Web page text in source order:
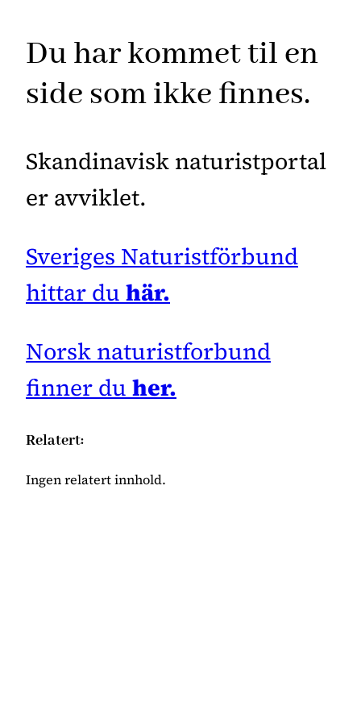
Du har kommet til en
side som ikke finnes.
Skandinavisk naturistportal
er avviklet.
Sveriges Naturistförbund
hittar du här.
Norsk naturistforbund
finner du her.
Relatert:
Ingen relatert innhold.